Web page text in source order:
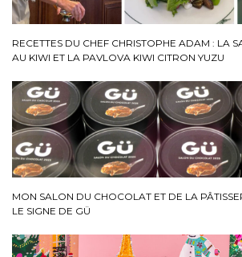
RECETTES DU CHEF CHRISTOPHE ADAM : LA
AU KIWI ET LA PAVLOVA KIWI CITRON YUZU
MON SALON DU CHOCOLAT ET DE LA
LE SIGNE DE GÜ